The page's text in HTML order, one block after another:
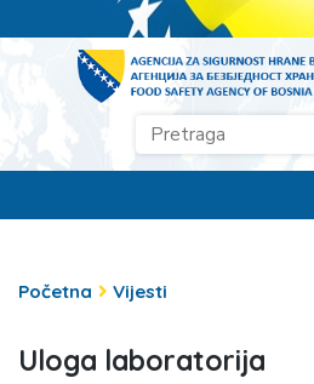
Početna Vijesti
Uloga laboratorija